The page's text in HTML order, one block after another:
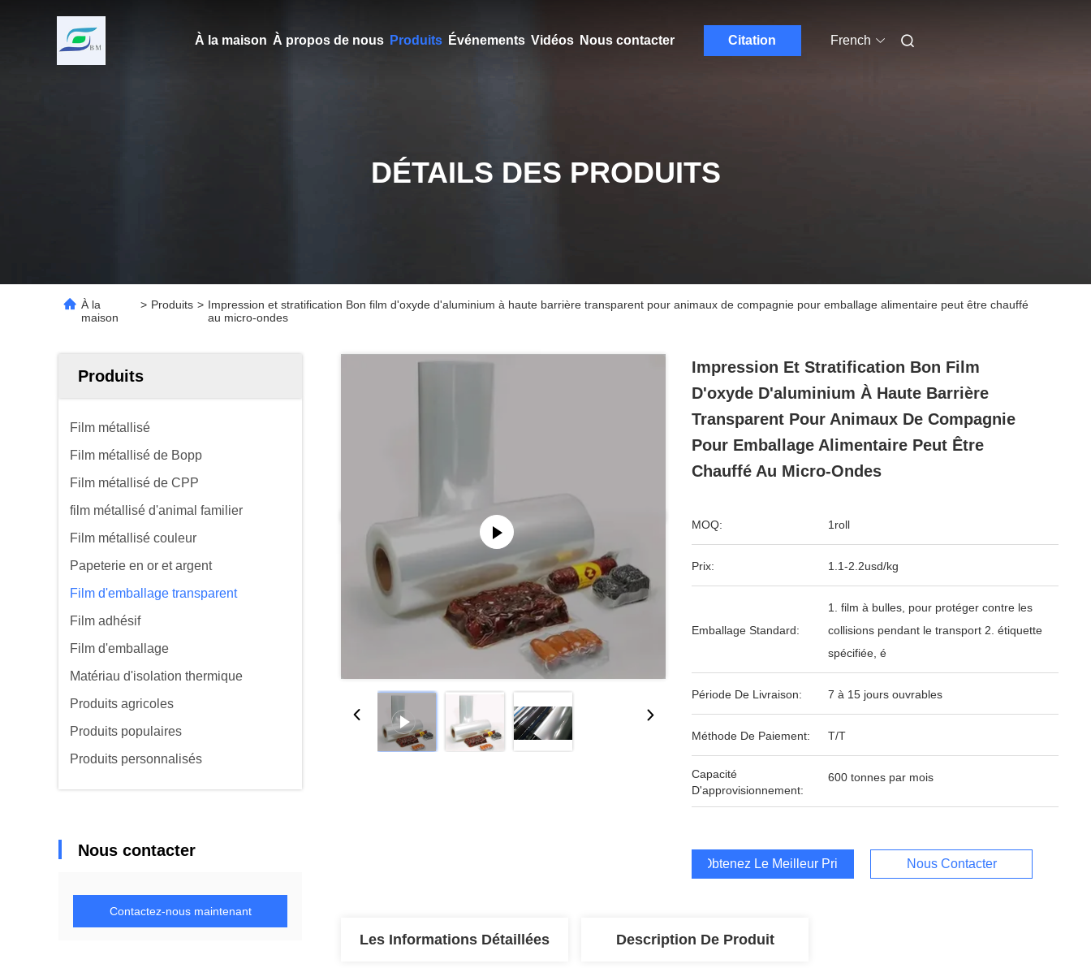
À la maison À propos de nous Produits Événements Vidéos Nous contacter Citation French
DÉTAILS DES PRODUITS
À la
maison
> Produits > Impression et stratification Bon film d'oxyde d'aluminium à haute barrière transparent pour animaux de compagnie pour emballage alimentaire peut être chauffé
au micro-ondes
Produits
Film métallisé
Film métallisé de Bopp
Film métallisé de CPP
film métallisé d'animal familier
Film métallisé couleur
Papeterie en or et argent
Film d'emballage transparent
Film adhésif
Film d'emballage
Matériau d'isolation thermique
Produits agricoles
Produits populaires
Produits personnalisés
Nous contacter
Contactez-nous maintenant
Impression Et Stratification Bon Film
D'oxyde D'aluminium À Haute Barrière
Transparent Pour Animaux De Compagnie
Pour Emballage Alimentaire Peut Être
Chauffé Au Micro-Ondes
MOQ: 1roll
Prix: 1.1-2.2usd/kg
Emballage Standard:
1. film à bulles, pour protéger contre les
collisions pendant le transport 2. étiquette
spécifiée, é
Période De Livraison: 7 à 15 jours ouvrables
Méthode De Paiement: T/T
Capacité
D'approvisionnement:
600 tonnes par mois
Obtenez Le Meilleur Prix Nous Contacter
Les Informations Détaillées Description De Produit